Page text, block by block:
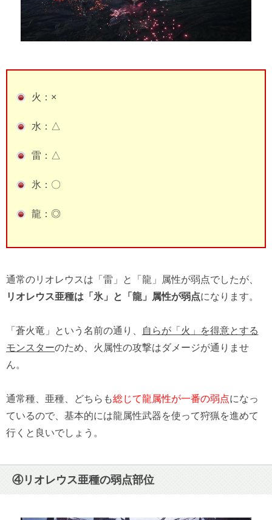
火：×
水：△
雷：△
氷：〇
龍：◎
通常のリオレウスは「雷」と「龍」属性が弱点でしたが、
リオレウス亜種は「氷」と「龍」属性が弱点になります。
「蒼火竜」という名前の通り、
自らが「火」を得意とする
モンスターのため、火属性の攻撃はダメージが通りませ
ん。
通常種、亜種、どちらも総じて龍属性が一番の弱点になっ
ているので、基本的には龍属性武器を使って狩猟を進めて
行くと良いでしょう。
④リオレウス亜種の弱点部位